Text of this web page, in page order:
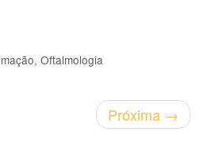
Oftalmologia
Próxima →